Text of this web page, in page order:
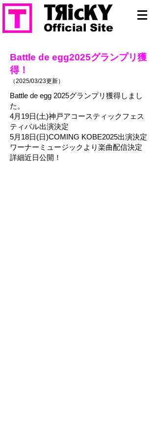
Official Site
Battle de egg2025グランプリ獲
得！
（2025/03/23更新）
Battle de egg 2025グランプリ獲得しまし
た​。
4月19日(土)神戸アコースティックフェス
ティバル出演決定
5月18日(日)COMING KOBE2025出演決定
ワーナーミュージックより楽曲配信決定
詳細近日公開！